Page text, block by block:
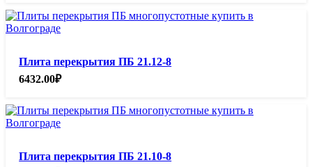
Плита перекрытия ПБ 21.12-8
6432.00₽
Плита перекрытия ПБ 21.10-8